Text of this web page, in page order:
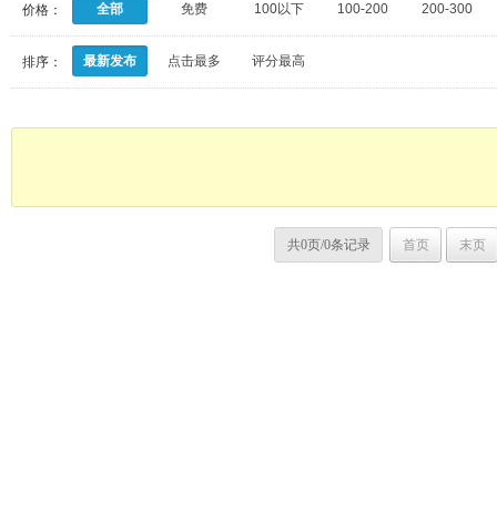
价格： 全部 免费 100以下 100-200 200-300
排序： 最新发布 点击最多 评分最高
共0页/0条记录 首页 末页